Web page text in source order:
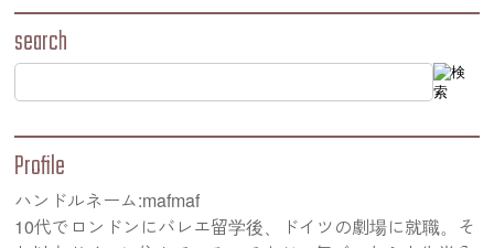
search
Profile
ハンドルネーム:mafmaf
10代でロンドンにバレエ留学後、ドイツの劇場に就職。そ